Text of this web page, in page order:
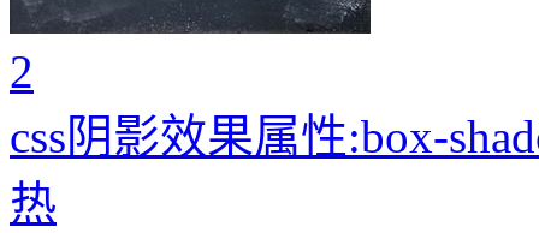
2
css阴影效果属性:box-
热